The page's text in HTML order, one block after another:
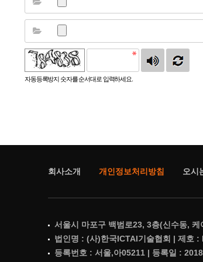
자동등록방지 숫자를 순서대로 입력하세요.
회사소개 개인정보처리방침 오시
서울시 마포구 백범로23, 3층(신수동,
법인명 : (사)한국ICTAI기술협회 | 제호
등록번호 : 서울,아05211 | 등록일 :